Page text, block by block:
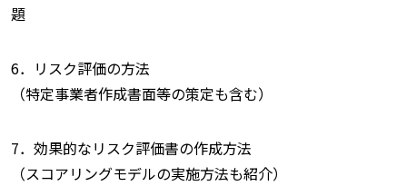
題
6．リスク評価の方法
（特定事業者作成書面等の策定も含む）
7．効果的なリスク評価書の作成方法
（スコアリングモデルの実施方法も紹介）